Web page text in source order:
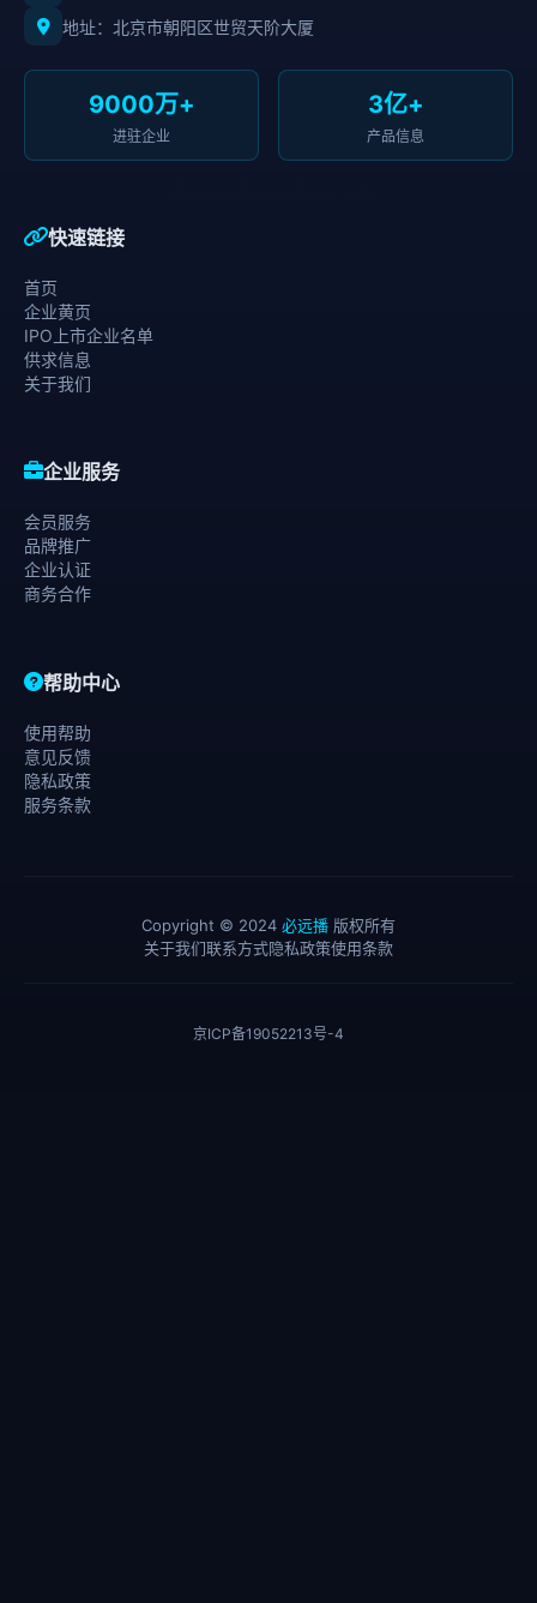
地址：北京市朝阳区世贸天阶大厦
9000万+
进驻企业
3亿+
产品信息
快速链接
首页
企业黄页
IPO上市企业名单
供求信息
关于我们
企业服务
会员服务
品牌推广
企业认证
商务合作
帮助中心
使用帮助
意见反馈
隐私政策
服务条款
Copyright © 2024 必远播 版权所有
关于我们联系方式隐私政策使用条款
京ICP备19052213号-4